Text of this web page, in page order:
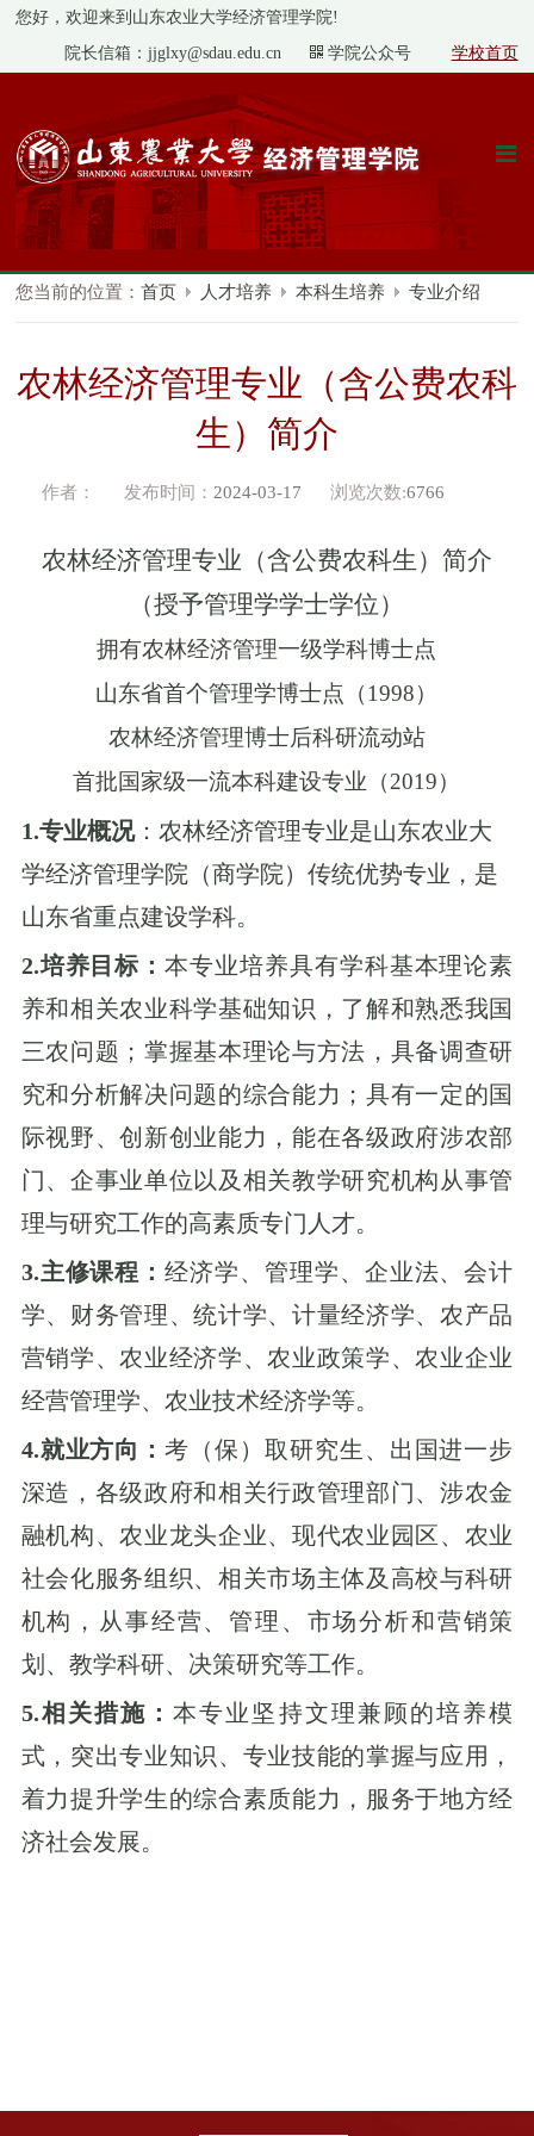
您好，欢迎来到山东农业大学经济管理学院!
院长信箱：jjglxy@sdau.edu.cn
学院公众号 学校首页
您当前的位置：首页 人才培养 本科生培养 专业介绍
农林经济管理专业（含公费农科
生）简介
作者： 发布时间： 2024-03-17 浏览次数:6766
农林经济管理专业（含公费农科生）简介
（授予管理学学士学位）
拥有农林经济管理一级学科博士点
山东省首个管理学博士点
（1998）
农林经济管理博士后科研流动站
首批国家级一流本科建设专业 （2019）
1.专业概况：农林经济管理专业是山东农业大
学经济管理学院（商学院）传统优势专业，是
山东省重点建设学科。
2.培养目标：本专业培养具有学科基本理论素
养和相关农业科学基础知识，了解和熟悉我国
三农问题；掌握基本理论与方法，具备调查研
究和分析解决问题的综合能力；具有一定的国
际视野、创新创业能力，能在各级政府涉农部
门、企事业单位以及相关教学研究机构从事管
理与研究工作的高素质专门人才。
3.主修课程：经济学、管理学、企业法、会计
学、财务管理、统计学、计量经济学、农产品
营销学、农业经济学、农业政策学、农业企业
经营管理学、农业技术经济学等。
4.就业方向：考（保）取研究生、出国进一步
深造，各级政府和相关行政管理部门、涉农金
融机构、农业龙头企业、现代农业园区、农业
社会化服务组织、相关市场主体及高校与科研
机构，从事经营、管理、市场分析和营销策
划、教学科研、决策研究等工作。
5.相关措施：本专业坚持文理兼顾的培养模
式，突出专业知识、专业技能的掌握与应用，
着力提升学生的综合素质能力，服务于地方经
济社会发展。